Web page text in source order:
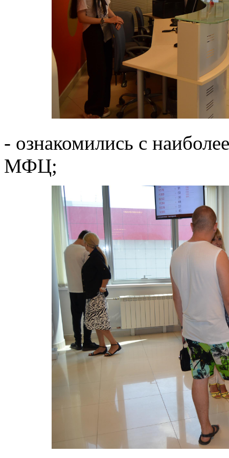
- ознакомились с
МФЦ;